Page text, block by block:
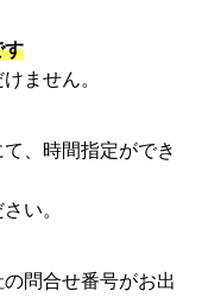
す
ません。
、時間指定ができ
い。
問合せ番号がお出